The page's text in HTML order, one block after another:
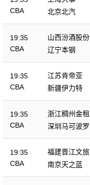
CBA
北京北汽
19:35
CBA
山西汾酒股份
辽宁本钢
19:35
CBA
江苏肯帝亚
新疆伊力特
19:35
CBA
浙江稠州金租
深圳马可波罗
19:35
CBA
福建晋江文旅
南京天之蓝